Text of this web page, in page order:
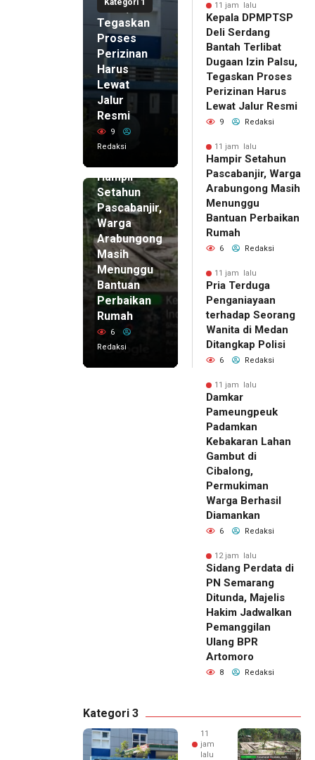
Kategori 1
Palsu,
Tegaskan
Proses
Perizinan
Harus
Lewat
Jalur
Resmi
9
Redaksi
Hampir
Setahun
Pascabanjir,
Warga
Arabungong
Masih
Menunggu
Bantuan
Perbaikan
Rumah
6
Redaksi
11 jam lalu
Kepala DPMPTSP
Deli Serdang
Bantah Terlibat
Dugaan Izin Palsu,
Tegaskan Proses
Perizinan Harus
Lewat Jalur Resmi
9 Redaksi
11 jam lalu
Hampir Setahun
Pascabanjir, Warga
Arabungong Masih
Menunggu
Bantuan Perbaikan
Rumah
6 Redaksi
11 jam lalu
Pria Terduga
Penganiayaan
terhadap Seorang
Wanita di Medan
Ditangkap Polisi
6 Redaksi
11 jam lalu
Damkar
Pameungpeuk
Padamkan
Kebakaran Lahan
Gambut di
Cibalong,
Permukiman
Warga Berhasil
Diamankan
6 Redaksi
12 jam lalu
Sidang Perdata di
PN Semarang
Ditunda, Majelis
Hakim Jadwalkan
Pemanggilan
Ulang BPR
Artomoro
8 Redaksi
Kategori 3
11
jam
lalu